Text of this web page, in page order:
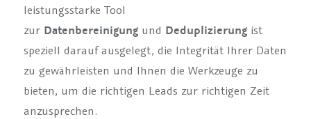
leistungsstarke Tool
zur Datenbereinigungund Deduplizierungist
speziell darauf ausgelegt, die Integrität Ihrer Daten
zu gewährleisten und Ihnen die Werkzeuge zu
bieten, um die richtigen Leads zur richtigen Zeit
anzusprechen.